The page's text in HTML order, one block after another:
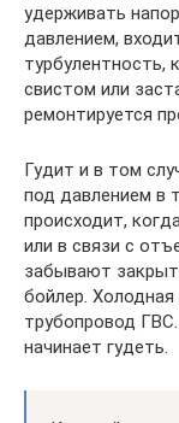
удерживать
давлением,
турбулентность,
свистом или
ремонтируется
Гудит и в том
под давлением в
происходит,
или в связи с
забывают
бойлер.
трубопровод
начинает гудеть.